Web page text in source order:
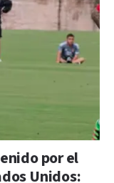
por el
Unidos: